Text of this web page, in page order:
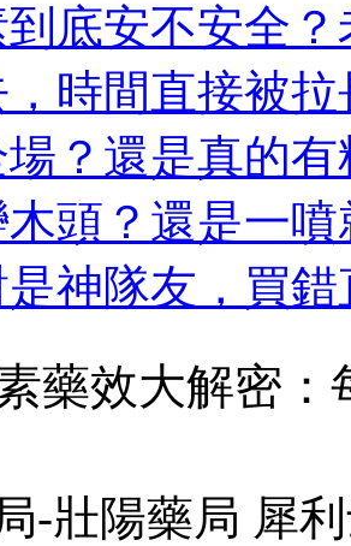
到底安不安全
時間直接被
？還是真的
頭？還是一
神隊友，買
藥效大解密
-壯陽藥局 犀